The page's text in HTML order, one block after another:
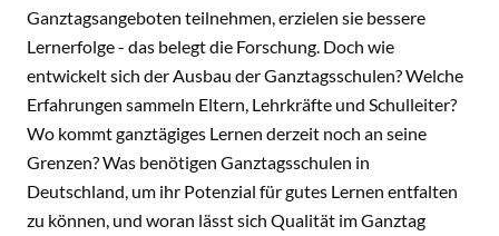
Ganztagsangeboten teilnehmen, erzielen sie bessere
Lernerfolge - das belegt die Forschung. Doch wie
entwickelt sich der Ausbau der Ganztagsschulen? Welche
Erfahrungen sammeln Eltern, Lehrkräfte und Schulleiter?
Wo kommt ganztägiges Lernen derzeit noch an seine
Grenzen? Was benötigen Ganztagsschulen in
Deutschland, um ihr Potenzial für gutes Lernen entfalten
zu können, und woran lässt sich Qualität im Ganztag